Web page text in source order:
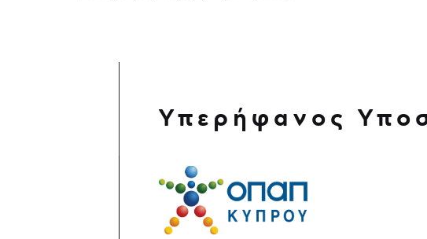
Υπερήφανος